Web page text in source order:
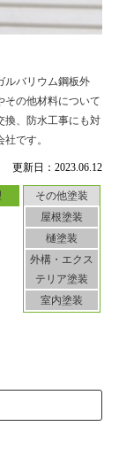
更新日：2023.06.12
その他塗装
屋根塗装
樋塗装
外構・エクス
テリア塗装
室内塗装
ルバリウム鋼板外
その他材料について
換、防水工事にも対
です。